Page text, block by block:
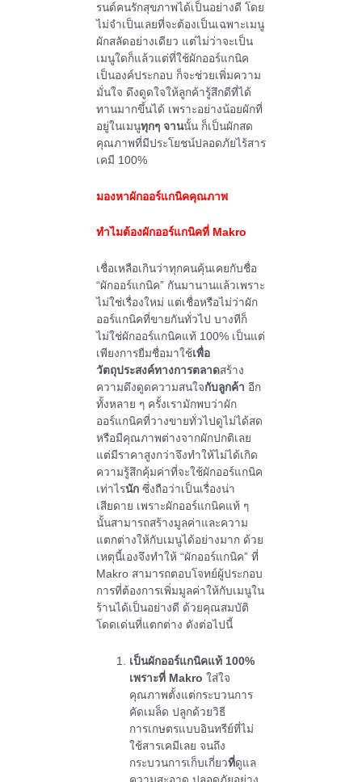
รนด์คนรักสุขภาพได้เป็นอย่างดี โดย
ไม่จำเป็นเลยที่จะต้องเป็นเฉพาะเมนู
ผักสลัดอย่างเดียว แต่ไม่ว่าจะเป็น
เมนูใดก็แล้วแต่ที่ใช้ผักออร์แกนิค
เป็นองค์ประกอบ ก็จะช่วยเพิ่มความ
มั่นใจ ดึงดูดใจให้ลูกค้ารู้สึกดีที่ได้
ทานมากขึ้นได้ เพราะอย่างน้อยผักที่
อยู่ในเมนูทุกๆ จานนั้น ก็เป็นผักสด
คุณภาพที่มีประโยชน์ปลอดภัยไร้สาร
เคมี 100%
มองหาผักออร์แกนิคคุณภาพ
ทำไมต้องผักออร์แกนิคที่ Makro
เชื่อเหลือเกินว่าทุกคนคุ้นเคยกับชื่อ
“ผักออร์แกนิค” กันมานานแล้วเพราะ
ไม่ใช่เรื่องใหม่ แต่เชื่อหรือไม่ว่าผัก
ออร์แกนิคที่ขายกันทั่วไป บางทีก็
ไม่ใช่ผักออร์แกนิคแท้ 100% เป็นแต่
เพียงการยืมชื่อมาใช้เพื่อ
วัตถุประสงค์ทางการตลาดสร้าง
ความดึงดูดความสนใจกับลูกค้า อีก
ทั้งหลาย ๆ ครั้งเรามักพบว่าผัก
ออร์แกนิคที่วางขายทั่วไปดูไม่ได้สด
หรือมีคุณภาพต่างจากผักปกติเลย
แต่มีราคาสูงกว่าจึงทำให้ไม่ได้เกิด
ความรู้สึกคุ้มค่าที่จะใช้ผักออร์แกนิค
เท่าไรนักซึ่งถือว่าเป็นเรื่องน่า
เสียดาย เพราะผักออร์แกนิคแท้ ๆ
นั้นสามารถสร้างมูลค่าและความ
แตกต่างให้กับเมนูได้อย่างมาก ด้วย
เหตุนี้เองจึงทำให้ “ผักออร์แกนิค” ที่
Makro สามารถตอบโจทย์ผู้ประกอบ
การที่ต้องการเพิ่มมูลค่าให้กับเมนูใน
ร้านได้เป็นอย่างดี ด้วยคุณสมบัติ
โดดเด่นที่แตกต่าง ดังต่อไปนี้
เป็นผักออร์แกนิคแท้ 100%
เพราะที่ Makro ใส่ใจ
คุณภาพตั้งแต่กระบวนการ
คัดเมล็ด ปลูกด้วยวิธี
การเกษตรแบบอินทรีย์ที่ไม่
ใช้สารเคมีเลย จนถึง
กระบวนการเก็บเกี่ยวที่ดูแล